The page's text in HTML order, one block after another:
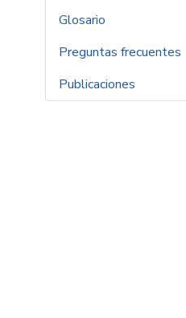
Glosario
Preguntas frecuentes
Publicaciones